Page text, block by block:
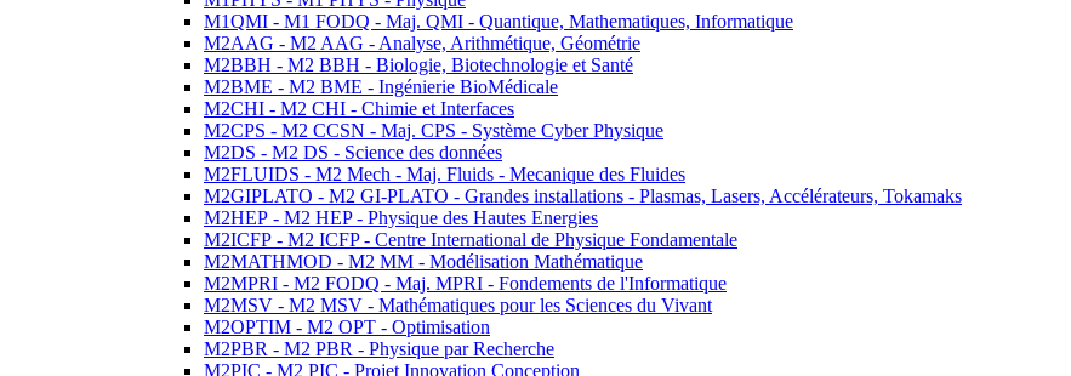
M1QMI - M1 FODQ - Maj. QMI - Quantique, Mathematiques, Informatique
M2AAG - M2 AAG - Analyse, Arithmétique, Géométrie
M2BBH - M2 BBH - Biologie, Biotechnologie et Santé
M2BME - M2 BME - Ingénierie BioMédicale
M2CHI - M2 CHI - Chimie et Interfaces
M2CPS - M2 CCSN - Maj. CPS - Système Cyber Physique
M2DS - M2 DS - Science des données
M2FLUIDS - M2 Mech - Maj. Fluids - Mecanique des Fluides
M2GIPLATO - M2 GI-PLATO - Grandes installations - Plasmas, Lasers, Accélérateurs, Tokamaks
M2HEP - M2 HEP - Physique des Hautes Energies
M2ICFP - M2 ICFP - Centre International de Physique Fondamentale
M2MATHMOD - M2 MM - Modélisation Mathématique
M2MPRI - M2 FODQ - Maj. MPRI - Fondements de l'Informatique
M2MSV - M2 MSV - Mathématiques pour les Sciences du Vivant
M2OPTIM - M2 OPT - Optimisation
M2PBR - M2 PBR - Physique par Recherche
M2PIC - M2 PIC - Projet Innovation Conception